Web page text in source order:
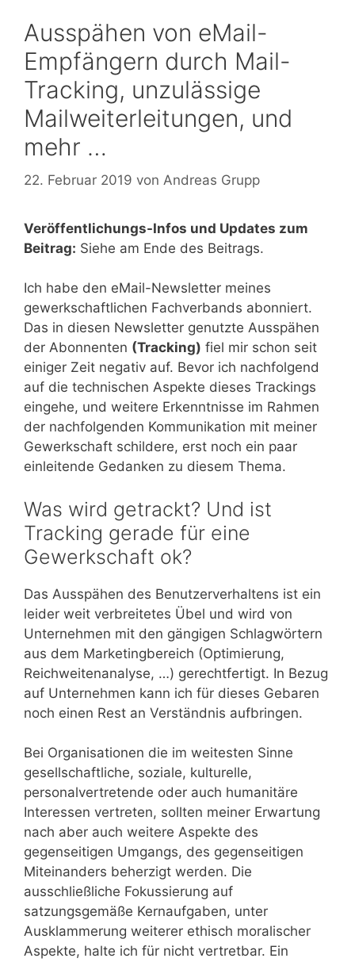
Ausspähen von eMail-
Empfängern durch Mail-
Tracking, unzulässige
Mailweiterleitungen, und
mehr …
22. Februar 2019 von Andreas Grupp
Veröffentlichungs-Infos und Updates zum
Beitrag: Siehe am Ende des Beitrags.
Ich habe den eMail-Newsletter meines
gewerkschaftlichen Fachverbands abonniert.
Das in diesen Newsletter genutzte Ausspähen
der Abonnenten (Tracking) fiel mir schon seit
einiger Zeit negativ auf. Bevor ich nachfolgend
auf die technischen Aspekte dieses Trackings
eingehe, und weitere Erkenntnisse im Rahmen
der nachfolgenden Kommunikation mit meiner
Gewerkschaft schildere, erst noch ein paar
einleitende Gedanken zu diesem Thema.
Was wird getrackt? Und ist
Tracking gerade für eine
Gewerkschaft ok?
Das Ausspähen des Benutzerverhaltens ist ein
leider weit verbreitetes Übel und wird von
Unternehmen mit den gängigen Schlagwörtern
aus dem Marketingbereich (Optimierung,
Reichweitenanalyse, …) gerechtfertigt. In Bezug
auf Unternehmen kann ich für dieses Gebaren
noch einen Rest an Verständnis aufbringen.
Bei Organisationen die im weitesten Sinne
gesellschaftliche, soziale, kulturelle,
personalvertretende oder auch humanitäre
Interessen vertreten, sollten meiner Erwartung
nach aber auch weitere Aspekte des
gegenseitigen Umgangs, des gegenseitigen
Miteinanders beherzigt werden. Die
ausschließliche Fokussierung auf
satzungsgemäße Kernaufgaben, unter
Ausklammerung weiterer ethisch moralischer
Aspekte, halte ich für nicht vertretbar. Ein